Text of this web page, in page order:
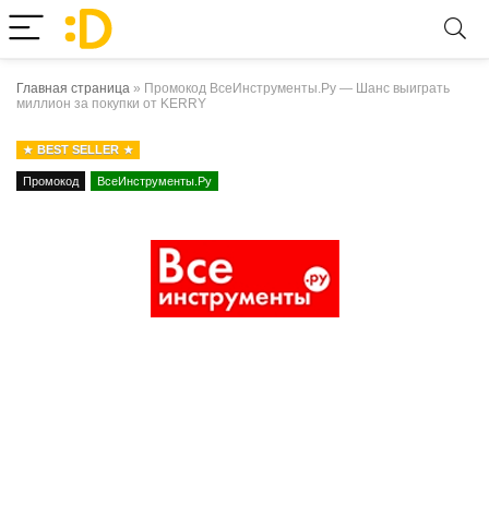
Главная страница » Промокод ВсеИнструменты.Ру — Шанс выиграть
миллион за покупки от KERRY
BEST SELLER
Промокод ВсеИнструменты.Ру